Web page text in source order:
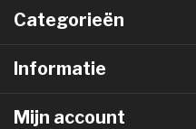
Categorieën
Informatie
Mijn account